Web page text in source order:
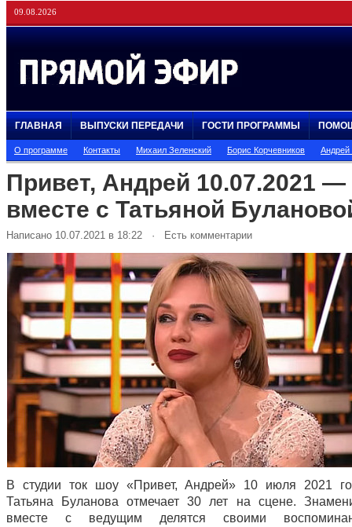
09.08.2026
ГЛАВНАЯ ВЫПУСКИ ПЕРЕДАЧИ ГОСТИ ПРОГРАММЫ
О программе Контакты Михаил Зеленский Борис Корчевников
Привет, Андрей 10.07.2021
вместе с Татьяной
Написано 10.07.2021 в 18:22 · Есть комментарии
В студии ток шоу «Привет, Андрей» 10 июля 2021
Татьяна Буланова отмечает 30 лет на сцене.
вместе с ведущим делятся своими